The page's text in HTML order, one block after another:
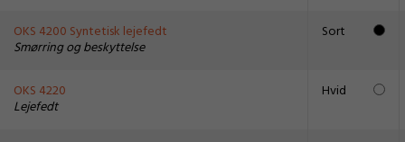
OKS 4200 Syntetisk lejefedt
Smørring og beskyttelse
Sort
OKS 4220
Lejefedt
Hvid